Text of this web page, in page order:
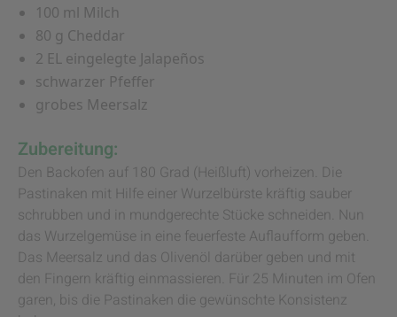
100 ml Milch
80 g Cheddar
2 EL eingelegte Jalapeños
schwarzer Pfeffer
grobes Meersalz
Zubereitung:
Den Backofen auf 180 Grad (Heißluft) vorheizen. Die
Pastinaken mit Hilfe einer Wurzelbürste kräftig sauber
schrubben und in mundgerechte Stücke schneiden. Nun
das Wurzelgemüse in eine feuerfeste Auflaufform geben.
Das Meersalz und das Olivenöl darüber geben und mit
den Fingern kräftig einmassieren. Für 25 Minuten im Ofen
garen, bis die Pastinaken die gewünschte Konsistenz